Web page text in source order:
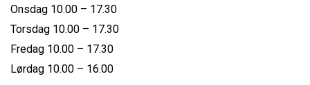
Onsdag 10.00 – 17.30
Torsdag 10.00 – 17.30
Fredag 10.00 – 17.30
Lørdag 10.00 – 16.00